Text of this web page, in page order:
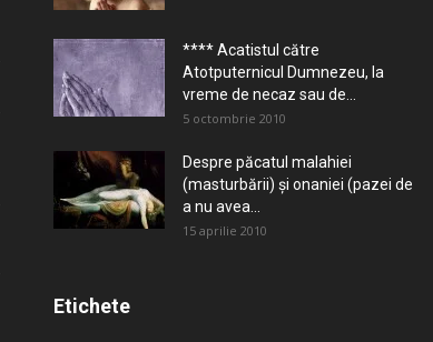
**** Acatistul către
Atotputernicul Dumnezeu, la
vreme de necaz sau de...
5 octombrie 2010
Despre păcatul malahiei
(masturbării) şi onaniei (pazei de
a nu avea...
15 aprilie 2010
Etichete